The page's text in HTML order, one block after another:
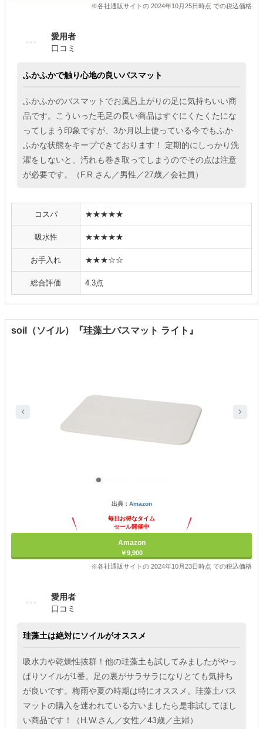
※各社通販サイトの 2024年10月25日時点 での税込価格
愛用者
口コミ
ふかふかで触り心地の良いバスマット
ふかふかのバスマットでお風呂上がりの足に気持ちいい商
品です。こういった毛足の長い商品はすぐにくたくたにな
ってしまう印象ですが、3か月以上使っている今でもふか
ふかな状態をキープできております！ 定期的にしっかり洗
濯をしないと、汚れも巻き取ってしまうのでその点は注意
が必要です。（F.R.さん／男性／27歳／会社員）
コスパ ★★★★★
吸水性 ★★★★★
お手入れ ★★★☆☆
総合評価 4.3点
soil（ソイル）『珪藻土バスマット ライト』
出典： Amazon
毎日お得なタイム
セール開催中
Amazon
￥9,900
※各社通販サイトの 2024年10月23日時点 での税込価格
愛用者
口コミ
珪藻土は絶対にソイルがオススメ
吸水力や乾燥性抜群！他の珪藻土も試してみましたがやっ
ぱりソイルが1番。足の裏がサラサラになりとても気持ち
が良いです。梅雨や夏の時期は特にオススメ。珪藻土バス
マットの購入を迷われている方いましたら是非試してほし
い商品です！（H.W.さん／女性／43歳／主婦）